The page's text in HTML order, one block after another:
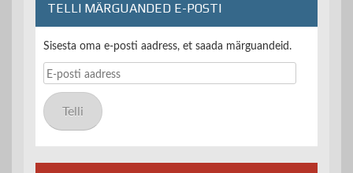
TELLI MÄRGUANDED E-POSTI
Sisesta oma e-posti aadress, et saada märguandeid.
E-
posti
aadress
Telli